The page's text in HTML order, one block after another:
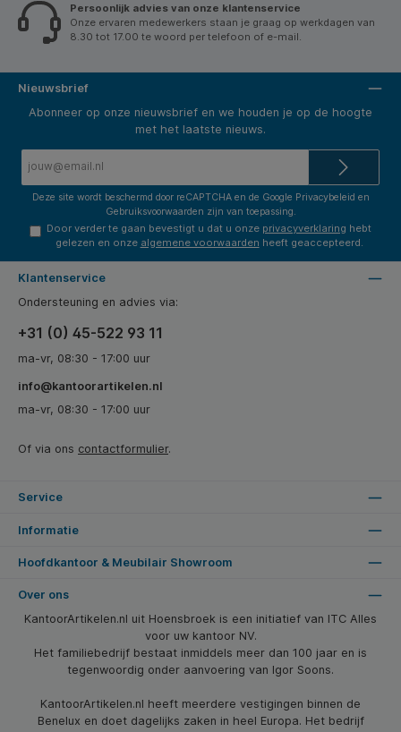
Persoonlijk advies van onze klantenservice
Onze ervaren medewerkers staan je graag op werkdagen van
8.30 tot 17.00 te woord per telefoon of e-mail.
Nieuwsbrief
Abonneer op onze nieuwsbrief en we houden je op de hoogte
met het laatste nieuws.
Deze site wordt beschermd door reCAPTCHA en de Google Privacybeleid en
Gebruiksvoorwaarden zijn van toepassing.
Door verder te gaan bevestigt u dat u onze privacyverklaring hebt
gelezen en onze algemene voorwaarden heeft geaccepteerd.
Klantenservice
Ondersteuning en advies via:
+31 (0) 45-522 93 11
ma-vr, 08:30 - 17:00 uur
info@kantoorartikelen.nl
ma-vr, 08:30 - 17:00 uur
Of via ons contactformulier.
Service
Informatie
Hoofdkantoor & Meubilair Showroom
Over ons
KantoorArtikelen.nl uit Hoensbroek is een initiatief van ITC Alles
voor uw kantoor NV.
Het familiebedrijf bestaat inmiddels meer dan 100 jaar en is
tegenwoordig onder aanvoering van Igor Soons.
KantoorArtikelen.nl heeft meerdere vestigingen binnen de
Benelux en doet dagelijks zaken in heel Europa. Het bedrijf